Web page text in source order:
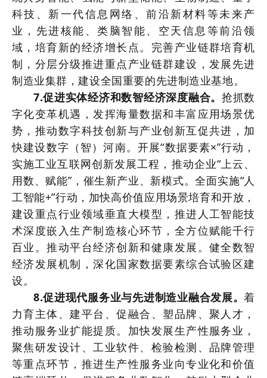
科技、新一代信息网络、前沿新材料等未来产
业，先进核能、类脑智能、空天信息等前沿领
域，培育新的经济增长点。完善产业链群培育机
制，分层分级推进重点产业链群建设，发展先进
制造业集群，建设全国重要的先进制造业基地。
7.促进实体经济和数智经济深度融合。 抢抓数
字化变革机遇，发挥海量数据和丰富应用场景优
势，推动数字科技创新与产业创新互促共进，加
快建设数字（智）河南。开展“数据要素×”行动，
实施工业互联网创新发展工程，推动企业“上云、
用数、赋能”，催生新产业、新模式。全面实施“人
工智能+”行动，加快高价值应用场景培育和开放，
建设重点行业领域垂直大模型，推进人工智能技
术深度嵌入生产制造核心环节，全方位赋能千行
百业。推动平台经济创新和健康发展。健全数智
经济发展机制，深化国家数据要素综合试验区建
设。
8.促进现代服务业与先进制造业融合发展。着
力育主体、建平台、促融合、塑品牌、聚人才，
推动服务业扩能提质。加快发展生产性服务业，
聚焦研发设计、工业软件、检验检测、品牌管理
等重点环节，推进生产性服务业向专业化和价值